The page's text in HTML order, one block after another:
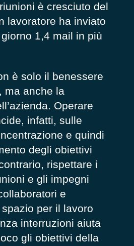
è cresciuto del
lavoratore ha inviato
1,4 mail in più
è solo il benessere
ma anche la
Operare
infatti, sulle
e quindi
degli obiettivi
rispettare i
e gli impegni
e
per il lavoro
interruzioni aiuta
gli obiettivi della